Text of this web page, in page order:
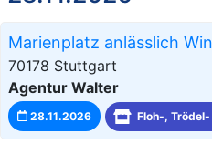
Marienplatz anlässlich
70178 Stuttgart
Agentur Walter
28.11.2026 Floh-,